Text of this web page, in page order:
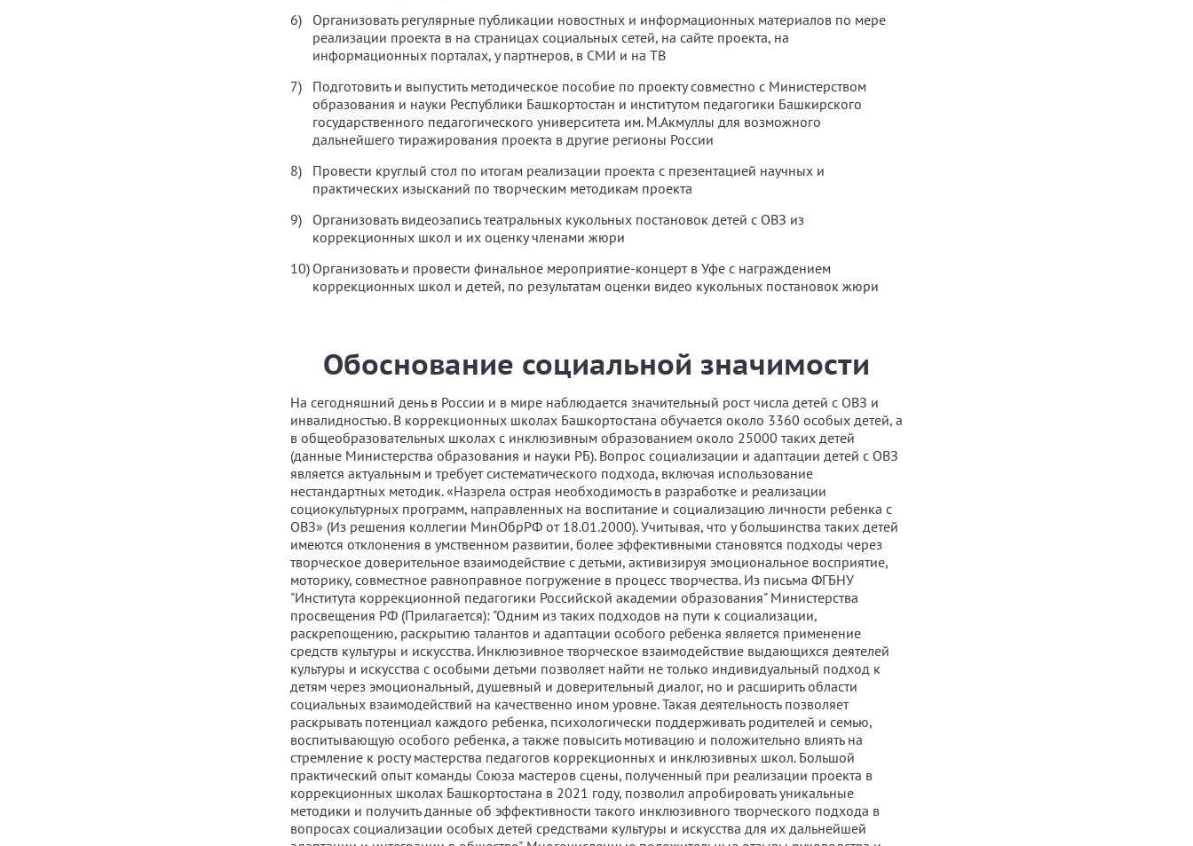
Организовать регулярные публикации новостных и информационных материалов по мере
реализации проекта в на страницах социальных сетей, на сайте проекта, на
информационных порталах, у партнеров, в СМИ и на ТВ
Подготовить и выпустить методическое пособие по проекту совместно с Министерством
образования и науки Республики Башкортостан и институтом педагогики Башкирского
государственного педагогического университета им. М.Акмуллы для возможного
дальнейшего тиражирования проекта в другие регионы России
Провести круглый стол по итогам реализации проекта с презентацией научных и
практических изысканий по творческим методикам проекта
Организовать видеозапись театральных кукольных постановок детей с ОВЗ из
коррекционных школ и их оценку членами жюри
Организовать и провести финальное мероприятие-концерт в Уфе с награждением
коррекционных школ и детей, по результатам оценки видео кукольных постановок жюри
Обоснование социальной значимости
На сегодняшний день в России и в мире наблюдается значительный рост числа детей с ОВЗ и
инвалидностью. В коррекционных школах Башкортостана обучается около 3360 особых детей, а
в общеобразовательных школах с инклюзивным образованием около 25000 таких детей
(данные Министерства образования и науки РБ). Вопрос социализации и адаптации детей с ОВЗ
является актуальным и требует систематического подхода, включая использование
нестандартных методик. «Назрела острая необходимость в разработке и реализации
социокультурных программ, направленных на воспитание и социализацию личности ребенка с
ОВЗ» (Из решения коллегии МинОбрРФ от 18.01.2000). Учитывая, что у большинства таких детей
имеются отклонения в умственном развитии, более эффективными становятся подходы через
творческое доверительное взаимодействие с детьми, активизируя эмоциональное восприятие,
моторику, совместное равноправное погружение в процесс творчества. Из письма ФГБНУ
"Института коррекционной педагогики Российской академии образования" Министерства
просвещения РФ (Прилагается): "Одним из таких подходов на пути к социализации,
раскрепощению, раскрытию талантов и адаптации особого ребенка является применение
средств культуры и искусства. Инклюзивное творческое взаимодействие выдающихся деятелей
культуры и искусства с особыми детьми позволяет найти не только индивидуальный подход к
детям через эмоциональный, душевный и доверительный диалог, но и расширить области
социальных взаимодействий на качественно ином уровне. Такая деятельность позволяет
раскрывать потенциал каждого ребенка, психологически поддерживать родителей и семью,
воспитывающую особого ребенка, а также повысить мотивацию и положительно влиять на
стремление к росту мастерства педагогов коррекционных и инклюзивных школ. Большой
практический опыт команды Союза мастеров сцены, полученный при реализации проекта в
коррекционных школах Башкортостана в 2021 году, позволил апробировать уникальные
методики и получить данные об эффективности такого инклюзивного творческого подхода в
вопросах социализации особых детей средствами культуры и искусства для их дальнейшей